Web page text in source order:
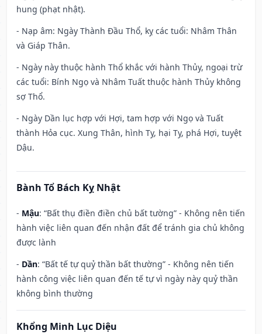
hung (phạt nhật).
- Nạp âm: Ngày Thành Đầu Thổ, kỵ các tuổi: Nhâm Thân
và Giáp Thân.
- Ngày này thuộc hành Thổ khắc với hành Thủy, ngoại trừ
các tuổi: Bính Ngọ và Nhâm Tuất thuộc hành Thủy không
sợ Thổ.
- Ngày Dần lục hợp với Hợi, tam hợp với Ngọ và Tuất
thành Hỏa cục. Xung Thân, hình Tỵ, hại Tỵ, phá Hợi, tuyệt
Dậu.
Bành Tổ Bách Kỵ Nhật
- Mậu: “Bất thụ điền điền chủ bất tường” - Không nên tiến
hành việc liên quan đến nhận đất để tránh gia chủ không
được lành
- Dần: “Bất tế tự quỷ thần bất thường” - Không nên tiến
hành công việc liên quan đến tế tự vì ngày này quỷ thần
không bình thường
Khổng Minh Lục Diệu